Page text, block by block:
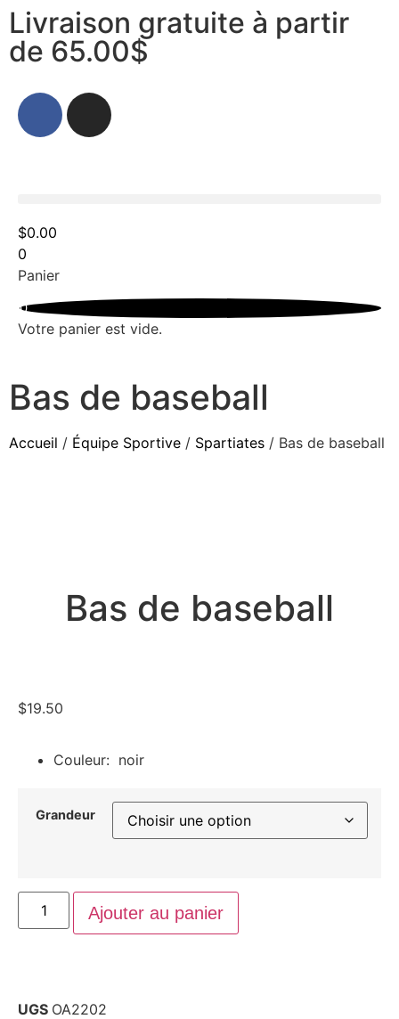
Livraison gratuite à partir
de 65.00$
$0.00
0
Panier
0
Votre panier est vide.
Bas de baseball
Accueil / Équipe Sportive / Spartiates / Bas de baseball
Bas de baseball
$19.50
Couleur: noir
Grandeur
Ajouter au panier
UGS OA2202